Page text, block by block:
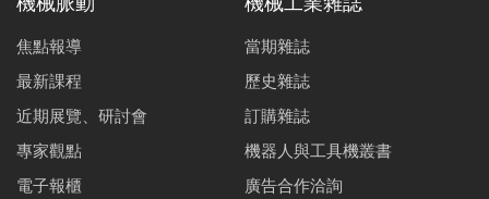
焦點報導
最新課程
近期展覽、研討會
專家觀點
電子報櫃
當期雜誌
歷史雜誌
訂購雜誌
機器人與工具機叢書
廣告合作洽詢